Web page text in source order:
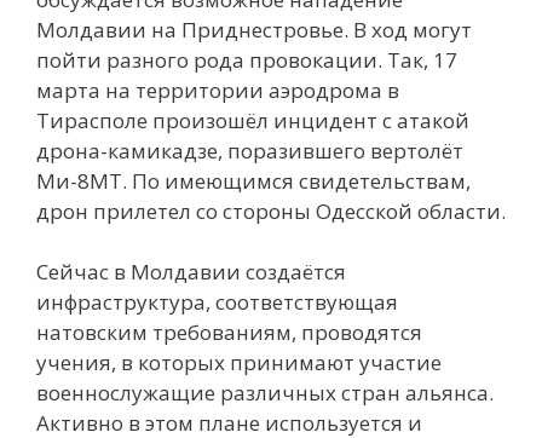
Молдавии на Приднестровье. В ход могут
пойти разного рода провокации. Так, 17
марта на территории аэродрома в
Тирасполе произошёл инцидент с атакой
дрона-камикадзе, поразившего вертолёт
Ми-8МТ. По имеющимся свидетельствам,
дрон прилетел со стороны Одесской области.
Сейчас в Молдавии создаётся
инфраструктура, соответствующая
натовским требованиям, проводятся
учения, в которых принимают участие
военнослужащие различных стран альянса.
Активно в этом плане используется и